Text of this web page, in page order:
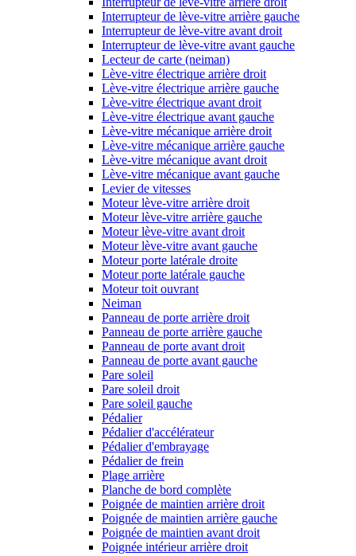
Interrupteur de lève-vitre arrière gauche
Interrupteur de lève-vitre avant droit
Interrupteur de lève-vitre avant gauche
Lecteur de carte (neiman)
Lève-vitre électrique arrière droit
Lève-vitre électrique arrière gauche
Lève-vitre électrique avant droit
Lève-vitre électrique avant gauche
Lève-vitre mécanique arrière droit
Lève-vitre mécanique arrière gauche
Lève-vitre mécanique avant droit
Lève-vitre mécanique avant gauche
Levier de vitesses
Moteur lève-vitre arrière droit
Moteur lève-vitre arrière gauche
Moteur lève-vitre avant droit
Moteur lève-vitre avant gauche
Moteur porte latérale droite
Moteur porte latérale gauche
Moteur toit ouvrant
Neiman
Panneau de porte arrière droit
Panneau de porte arrière gauche
Panneau de porte avant droit
Panneau de porte avant gauche
Pare soleil
Pare soleil droit
Pare soleil gauche
Pédalier
Pédalier d'accélérateur
Pédalier d'embrayage
Pédalier de frein
Plage arrière
Planche de bord complète
Poignée de maintien arrière droit
Poignée de maintien arrière gauche
Poignée de maintien avant droit
Poignée intérieur arrière droit